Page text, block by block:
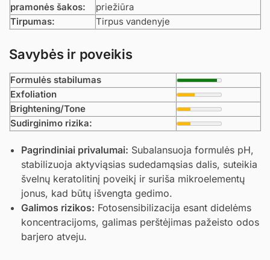
pramonės šakos:
priežiūra
Tirpumas:
Tirpus vandenyje
Savybės ir poveikis
Formulės stabilumas
Exfoliation
Brightening/Tone
Sudirginimo rizika:
Pagrindiniai privalumai: Subalansuoja formulės pH,
stabilizuoja aktyviąsias sudedamąsias dalis, suteikia
švelnų keratolitinį poveikį ir suriša mikroelementų
jonus, kad būtų išvengta gedimo.
Galimos rizikos: Fotosensibilizacija esant didelėms
koncentracijoms, galimas perštėjimas pažeisto odos
barjero atveju.